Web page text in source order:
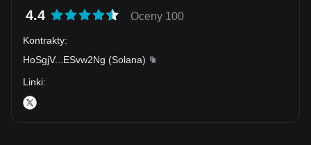
4.4 Oceny 100
Kontrakty:
HoSgjV... ESvw2Ng (Solana)
Linki: